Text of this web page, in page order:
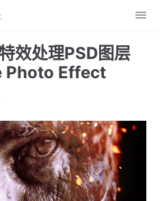
效处理PSD图层
Photo Effect